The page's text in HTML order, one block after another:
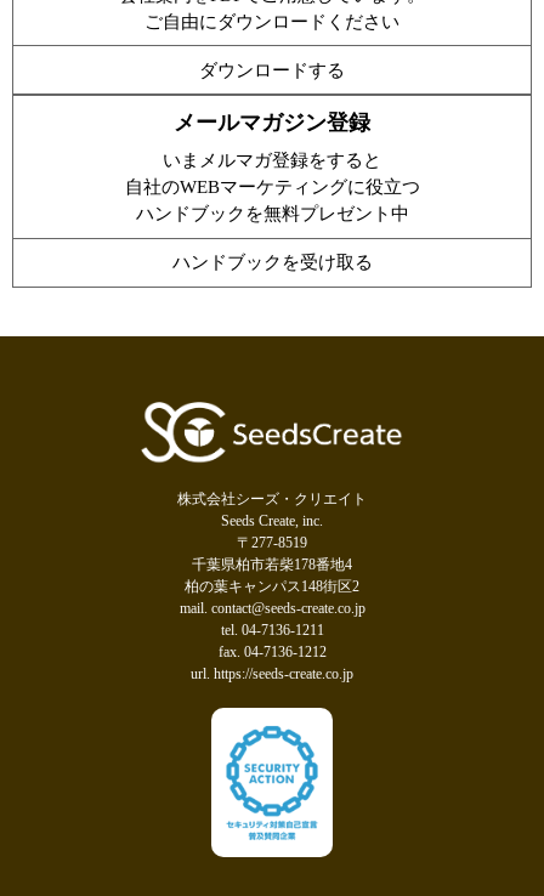
ご自由にダウンロードください
ダウンロードする
メールマガジン登録
いまメルマガ登録をすると
自社のWEBマーケティングに役立つ
ハンドブックを無料プレゼント中
ハンドブックを受け取る
株式会社シーズ・クリエイト
Seeds Create, inc.
〒277-8519
千葉県柏市若柴178番地4
柏の葉キャンパス148街区2
mail. contact@seeds-create.co.jp
tel. 04-7136-1211
fax. 04-7136-1212
url. https://seeds-create.co.jp